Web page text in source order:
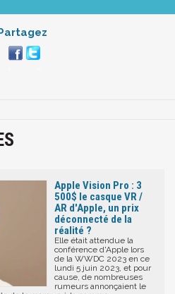
Partagez
Apple Vision Pro : 3
500$ le casque VR /
AR d'Apple, un prix
déconnecté de la
réalité ?
Elle était attendue la
conférence d'Apple lors
de la WWDC 2023 en ce
lundi 5 juin 2023, et pour
cause, de nombreuses
rumeurs annonçaient le